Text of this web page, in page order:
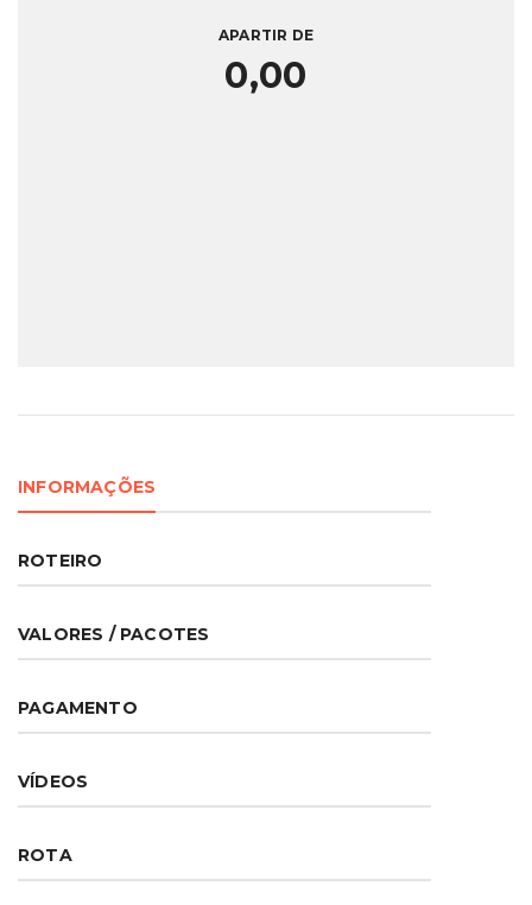
APARTIR DE
0,00
INFORMAÇÕES
ROTEIRO
VALORES / PACOTES
PAGAMENTO
VÍDEOS
ROTA